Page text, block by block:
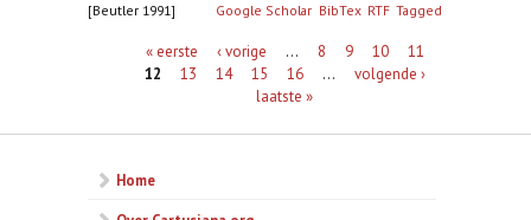
[Beutler 1991] Google Scholar BibTex RTF Tagged
Pagina's« eerste ‹ vorige … 8 9 10
11
12
13 14 15 16 …
volgende ›
laatste »
Home